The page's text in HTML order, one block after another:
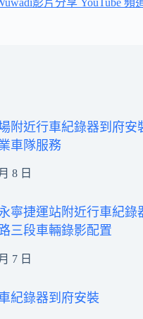
附近行車紀錄器到府安
車隊服務
8 日
寧捷運站附近行車紀錄
三段車輛錄影配置
7 日
紀錄器到府安裝